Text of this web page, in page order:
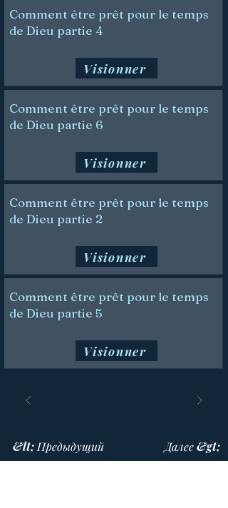
Comment être prêt pour le temps
de Dieu partie 4
Visionner
Comment être prêt pour le temps
de Dieu partie 6
Visionner
Comment être prêt pour le temps
de Dieu partie 2
Visionner
Comment être prêt pour le temps
de Dieu partie 5
Visionner
&lt; Предыдущий Далее &gt;